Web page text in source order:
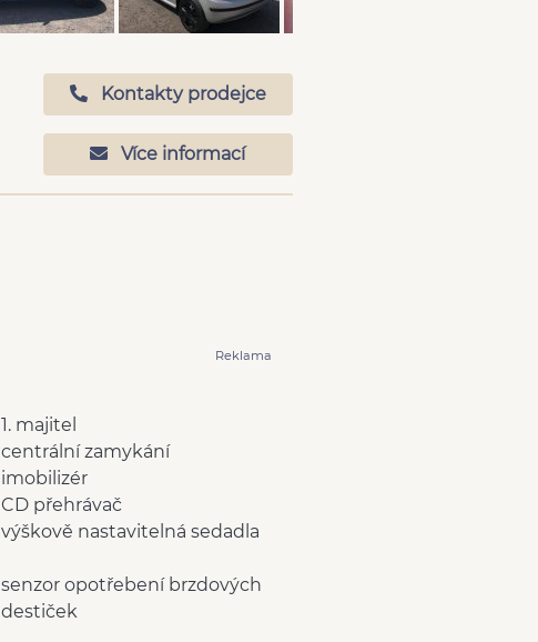
Kontakty prodejce
Více informací
Reklama
1. majitel
centrální zamykání
imobilizér
CD přehrávač
výškově nastavitelná sedadla
senzor opotřebení brzdových
destiček